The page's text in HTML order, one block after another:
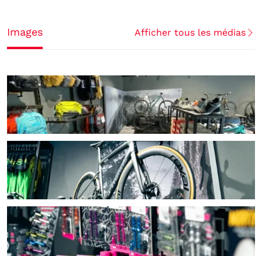
Images Afficher tous les médias